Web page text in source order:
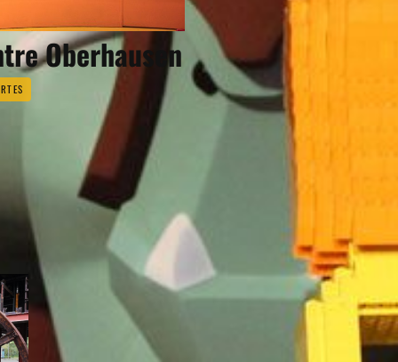
Oberhausen
GEHÖRT ZU DEN